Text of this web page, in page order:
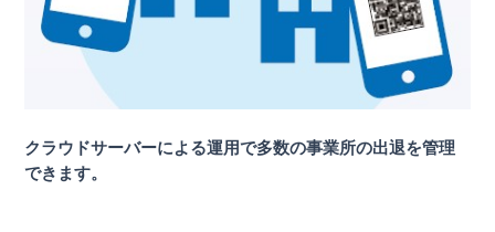
クラウドサーバーによる運用で多数の事業所の出退を管理
できます。